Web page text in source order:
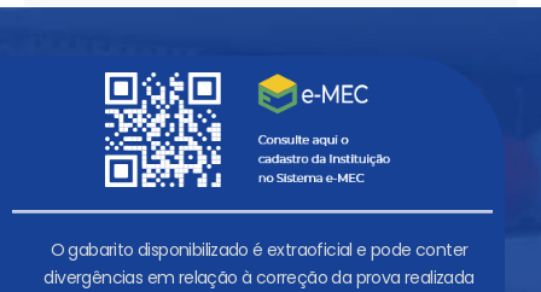
O gabarito disponibilizado é extraoficial e pode conter
divergências em relação à correção da prova realizada